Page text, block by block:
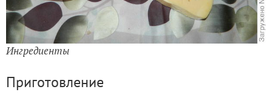
Ингредиенты
Приготовление